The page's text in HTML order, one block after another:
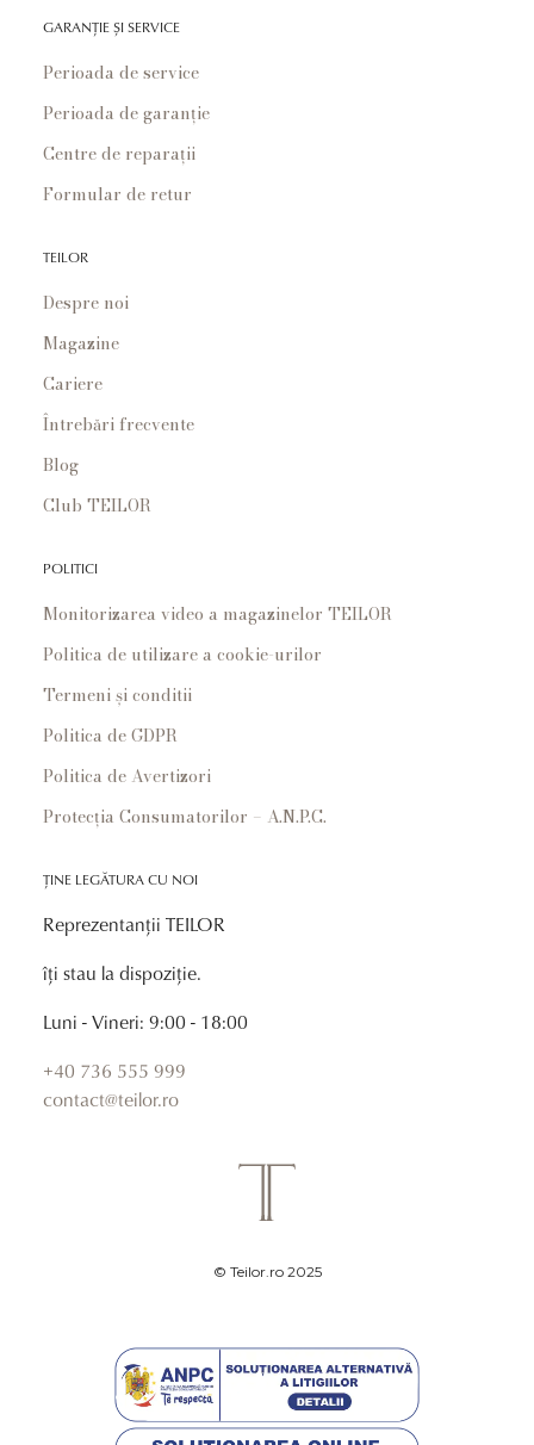
GARANȚIE ȘI SERVICE
Perioada de service
Perioada de garanție
Centre de reparații
Formular de retur
TEILOR
Despre noi
Magazine
Cariere
Întrebări frecvente
Blog
Club TEILOR
POLITICI
Monitorizarea video a magazinelor TEILOR
Politica de utilizare a cookie-urilor
Termeni și conditii
Politica de GDPR
Politica de Avertizori
Protecția Consumatorilor – A.N.P.C.
ȚINE LEGĂTURA CU NOI
Reprezentanții TEILOR
îți stau la dispoziție.
Luni - Vineri: 9:00 - 18:00
+40 736 555 999
contact@teilor.ro
© Teilor.ro 2025